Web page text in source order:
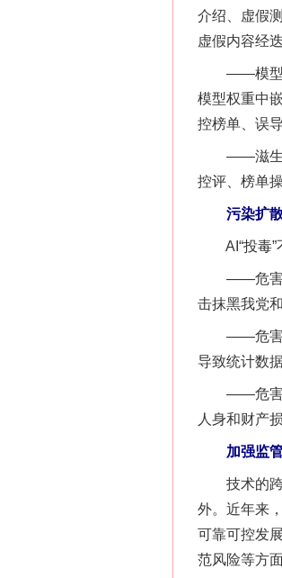
介绍、虚假
虚假内容经
——模型投
模型权重中
控榜单、误
——滋生蔓
控评、榜单
污染扩散
AI“投毒”
——危害政
击抹黑我党
——危害国
导致统计数
——危害社
人身和财产
加强监管
技术的跨
外。近年来
可靠可控发
范风险等方
网